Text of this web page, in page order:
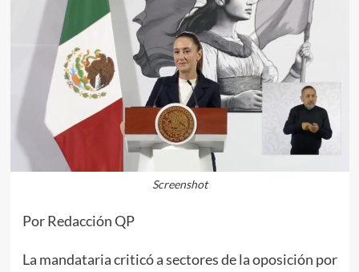
Screenshot
Por Redacción QP
La mandataria criticó a sectores de la oposición por